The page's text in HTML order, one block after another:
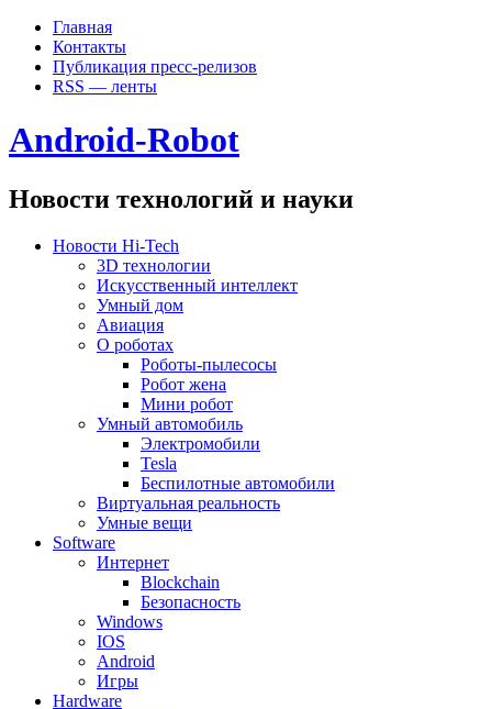
Главная
Контакты
Публикация пресс-релизов
RSS — ленты
Android-Robot
Новости технологий и науки
Новости Hi-Tech
3D технологии
Искусственный интеллект
Умный дом
Авиация
О роботах
Роботы-пылесосы
Робот жена
Мини робот
Умный автомобиль
Электромобили
Tesla
Беспилотные автомобили
Виртуальная реальность
Умные вещи
Software
Интернет
Blockchain
Безопасность
Windows
IOS
Android
Игры
Hardware